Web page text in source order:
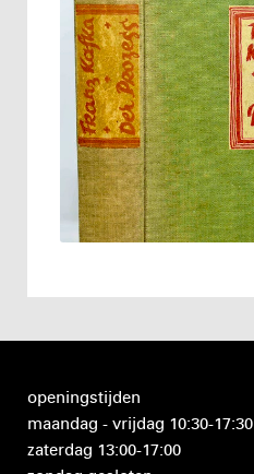
openingstijden
maandag - vrijdag 10:30-17:30
zaterdag 13:00-17:00